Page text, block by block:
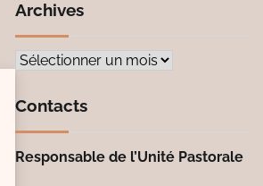
Archives
Archives
Contacts
Responsable de l’Unité Pastorale